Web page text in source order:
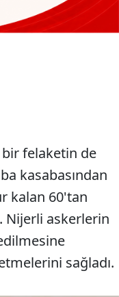
felaketin de
kasabasından
kalan 60'tan
Nijerli askerlerin
sağladı.